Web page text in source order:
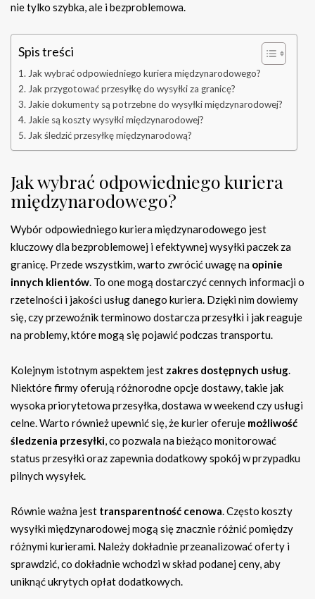
nie tylko szybka, ale i bezproblemowa.
Spis treści
Jak wybrać odpowiedniego kuriera międzynarodowego?
Jak przygotować przesyłkę do wysyłki za granicę?
Jakie dokumenty są potrzebne do wysyłki międzynarodowej?
Jakie są koszty wysyłki międzynarodowej?
Jak śledzić przesyłkę międzynarodową?
Jak wybrać odpowiedniego kuriera
międzynarodowego?
Wybór odpowiedniego kuriera międzynarodowego jest
kluczowy dla bezproblemowej i efektywnej wysyłki paczek za
granicę. Przede wszystkim, warto zwrócić uwagę na opinie
innych klientów. To one mogą dostarczyć cennych informacji o
rzetelności i jakości usług danego kuriera. Dzięki nim dowiemy
się, czy przewoźnik terminowo dostarcza przesyłki i jak reaguje
na problemy, które mogą się pojawić podczas transportu.
Kolejnym istotnym aspektem jest zakres dostępnych usług.
Niektóre firmy oferują różnorodne opcje dostawy, takie jak
wysoka priorytetowa przesyłka, dostawa w weekend czy usługi
celne. Warto również upewnić się, że kurier oferuje możliwość
śledzenia przesyłki, co pozwala na bieżąco monitorować
status przesyłki oraz zapewnia dodatkowy spokój w przypadku
pilnych wysyłek.
Równie ważna jest transparentność cenowa. Często koszty
wysyłki międzynarodowej mogą się znacznie różnić pomiędzy
różnymi kurierami. Należy dokładnie przeanalizować oferty i
sprawdzić, co dokładnie wchodzi w skład podanej ceny, aby
uniknąć ukrytych opłat dodatkowych.